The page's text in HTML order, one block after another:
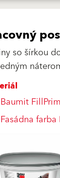
so šírkou
Baumit
Fasádna